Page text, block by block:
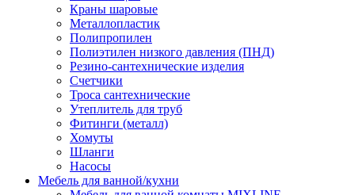
Краны шаровые
Металлопластик
Полипропилен
Полиэтилен низкого давления (ПНД)
Резино-сантехнические изделия
Счетчики
Троса сантехнические
Утеплитель для труб
Фитинги (металл)
Хомуты
Шланги
Насосы
Мебель для ванной/кухни